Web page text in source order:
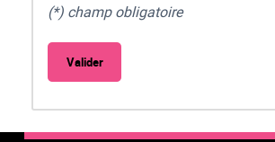
(*) champ obligatoire